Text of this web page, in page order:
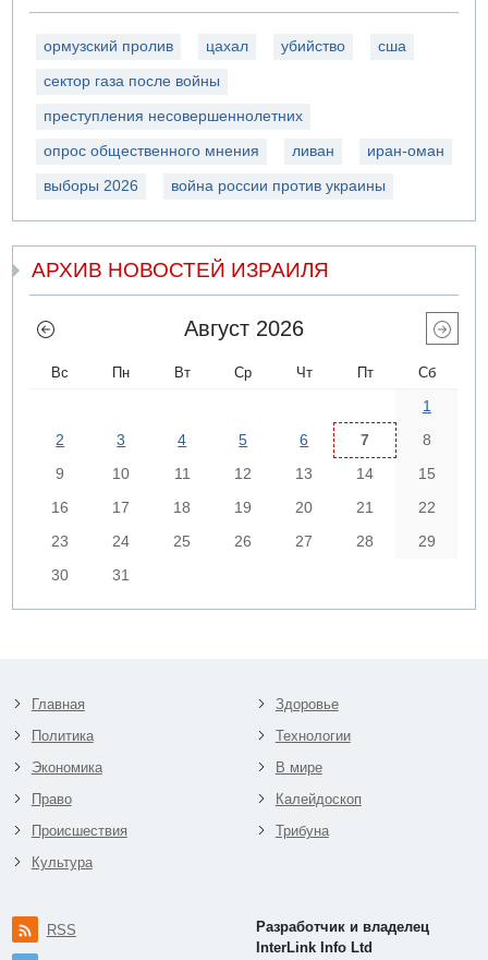
ормузский пролив цахал убийство сша
сектор газа после войны
преступления несовершеннолетних
опрос общественного мнения ливан иран-оман
выборы 2026 война россии против украины
АРХИВ НОВОСТЕЙ ИЗРАИЛЯ
Август 2026
Вс Пн Вт Ср Чт Пт Сб
1
2
3 4 5 6 7
8
9
10 11 12 13 14
15
16
17 18 19 20 21
22
23
24 25 26 27 28
29
30
31
Главная
Политика
Экономика
Право
Происшествия
Культура
Здоровье
Технологии
В мире
Калейдоскоп
Трибуна
RSS
Разработчик и владелец
InterLink Info Ltd